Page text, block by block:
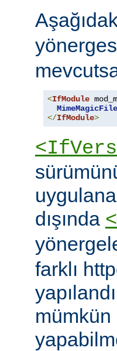
<IfModule
MimeMagicFile
</IfModule>
dışında
farklı
mümkün